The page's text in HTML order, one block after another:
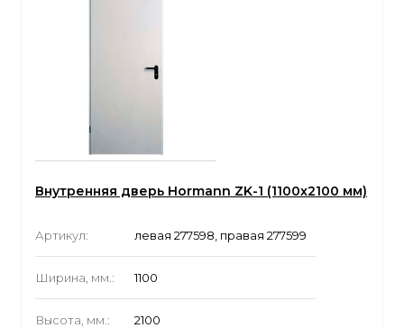
Внутренняя дверь Hormann ZK-1 (1100x2100 мм)
Артикул: левая 277598, правая 277599
Ширина, мм.: 1100
Высота, мм.: 2100